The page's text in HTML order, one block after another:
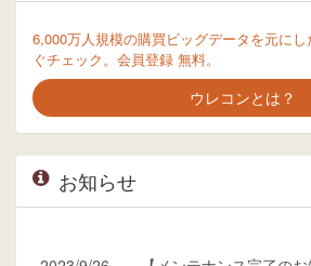
6,000万人規模の購買ビッグデータを元に
ぐチェック。会員登録 無料。
ウレコンとは？
お知らせ